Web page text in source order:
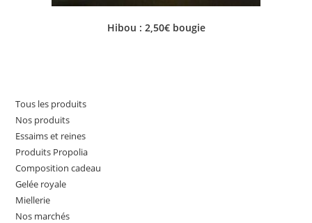
Hibou : 2,50€ bougie
Tous les produits
Nos produits
Essaims et reines
Produits Propolia
Composition cadeau
Gelée royale
Miellerie
Nos marchés